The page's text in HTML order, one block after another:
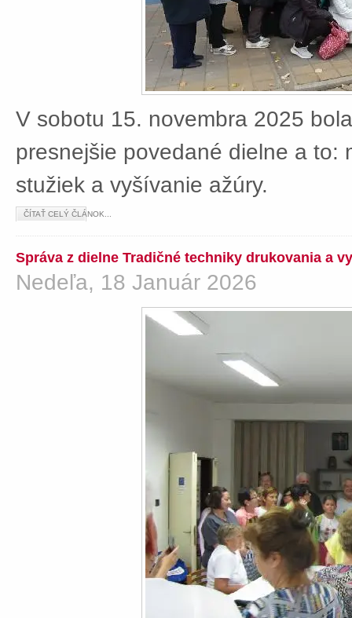
V sobotu 15. novembra 2025
presnejšie povedané dielne a to:
stužiek a vyšívanie ažúry.
ČÍTAŤ CELÝ ČLÁNOK...
Správa z dielne Tradičné techniky drukovania a
Nedeľa, 18 Január 2026